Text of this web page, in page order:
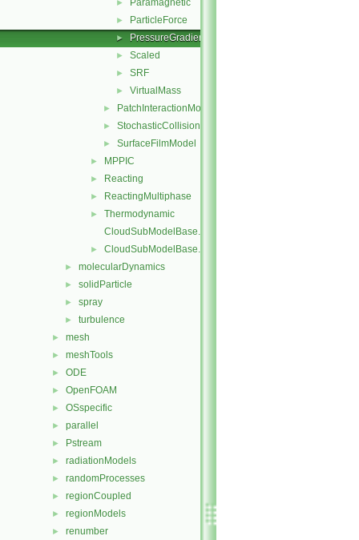
► Paramagnetic
► ParticleForce
► PressureGradient
► Scaled
► SRF
► VirtualMass
► PatchInteractionModel
► StochasticCollision
► SurfaceFilmModel
► MPPIC
► Reacting
► ReactingMultiphase
►
Thermodynamic
CloudSubModelBase.C
► CloudSubModelBase.H
► molecularDynamics
► solidParticle
► spray
► turbulence
► mesh
► meshTools
► ODE
► OpenFOAM
► OSspecific
► parallel
► Pstream
► radiationModels
► randomProcesses
► regionCoupled
► regionModels
► renumber